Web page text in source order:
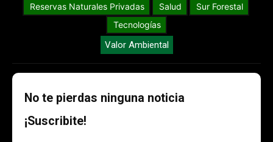
Reservas Naturales Privadas
Salud
Sur Forestal
Tecnologías
Valor Ambiental
No te pierdas ninguna noticia
¡Suscribite!